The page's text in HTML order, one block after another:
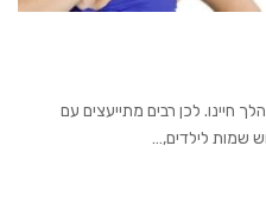
חיינו. לכן רבים מתייעצים עם
שמות לילדים,…